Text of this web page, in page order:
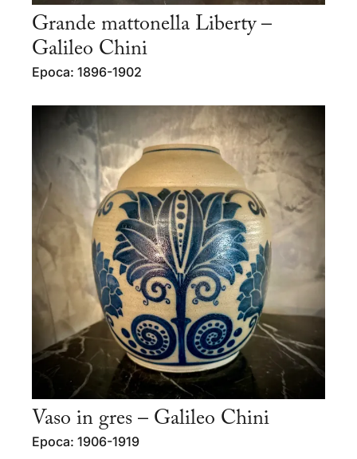
Grande mattonella Liberty –
Galileo Chini
Epoca: 1896-1902
Vaso in gres – Galileo Chini
Epoca: 1906-1919